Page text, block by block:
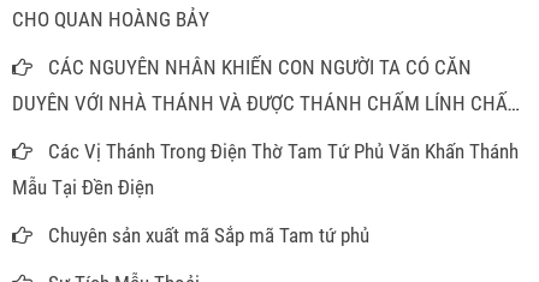
CHO QUAN HOÀNG BẢY
CÁC NGUYÊN NHÂN KHIẾN CON NGƯỜI TA CÓ CĂN
DUYÊN VỚI NHÀ THÁNH VÀ ĐƯỢC THÁNH CHẤM LÍNH CHẤM
ĐỒNGCác Vị Thánh Trong Điện Thờ Tam Tứ Phủ Văn Khấn Thánh
Mẫu Tại Đền Điện
Chuyên sản xuất mã Sắp mã Tam tứ phủ